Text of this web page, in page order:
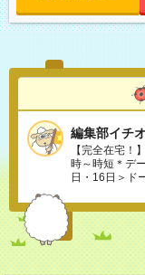
編集部イチ
【完全在宅！
時～時短＊デ
日・16日＞ド